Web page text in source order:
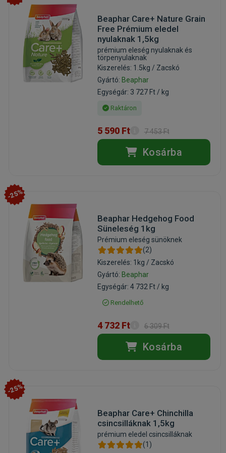
Beaphar Care+ Nature Grain
Free Prémium eledel
nyulaknak 1,5kg
prémium eleség nyulaknak és
törpenyulaknak
Kiszerelés: 1.5kg / Zacskó
Gyártó: Beaphar
Egységár: 3 727 Ft / kg
Raktáron
5 590 Ft 7 453 Ft
Kosárba
-25%
Beaphar Hedgehog Food
Süneleség 1kg
Prémium eleség sünöknek
(2)
Kiszerelés: 1kg / Zacskó
Gyártó: Beaphar
Egységár: 4 732 Ft / kg
Rendelhető
4 732 Ft 6 309 Ft
Kosárba
-25%
Beaphar Care+ Chinchilla
csincsilláknak 1,5kg
prémium eledel csincsilláknak
(1)